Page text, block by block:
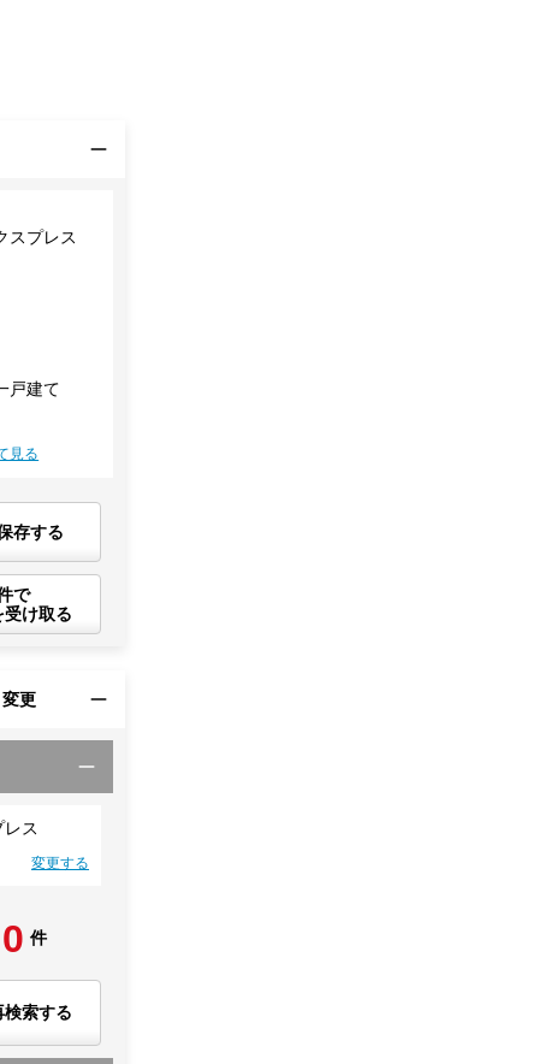
スプレス
戸建て
見る
存する
で
受け取る
更
ス
変更する
0 件
検索する